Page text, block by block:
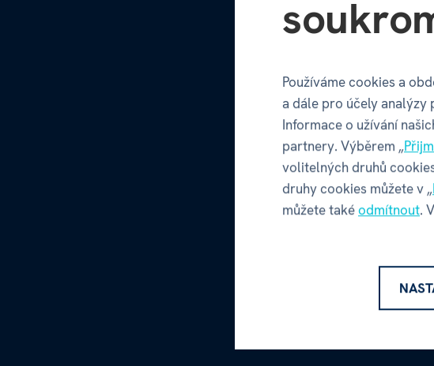
Používáme cookies a
a dále pro účely analýzy
Informace o užívání
partnery. Výběrem „
volitelných druhů
druhy cookies můžete v „
můžete takéodmítnout.